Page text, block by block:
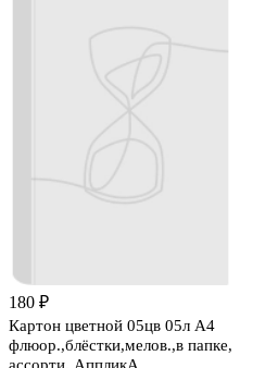
180 ₽
Картон цветной 05цв 05л А4
флюор.,блёстки,мелов.,в папке,
ассорти, АппликА